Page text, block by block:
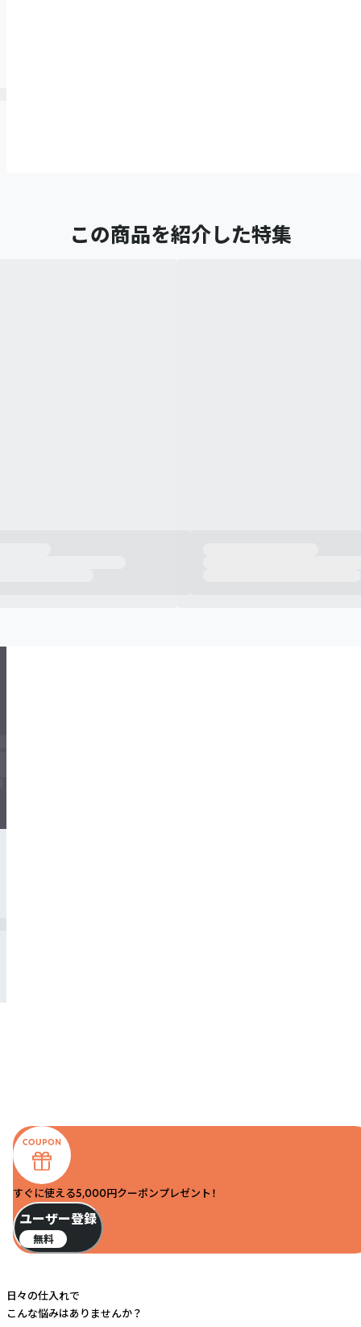
この商品を紹介した特集
すぐに使える5,000円クーポンプレゼント！
ユーザー登録
無料
日々の仕入れで
こんな悩みはありませんか？